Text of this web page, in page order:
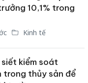
10,1% trong
Kinh tế
kiểm soát
trong thủy sản để